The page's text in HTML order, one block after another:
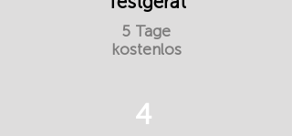
5 Tage
kostenlos
4